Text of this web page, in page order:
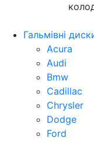
Гальмівні
Acura
Audi
Bmw
Cadillac
Chrysler
Dodge
Ford